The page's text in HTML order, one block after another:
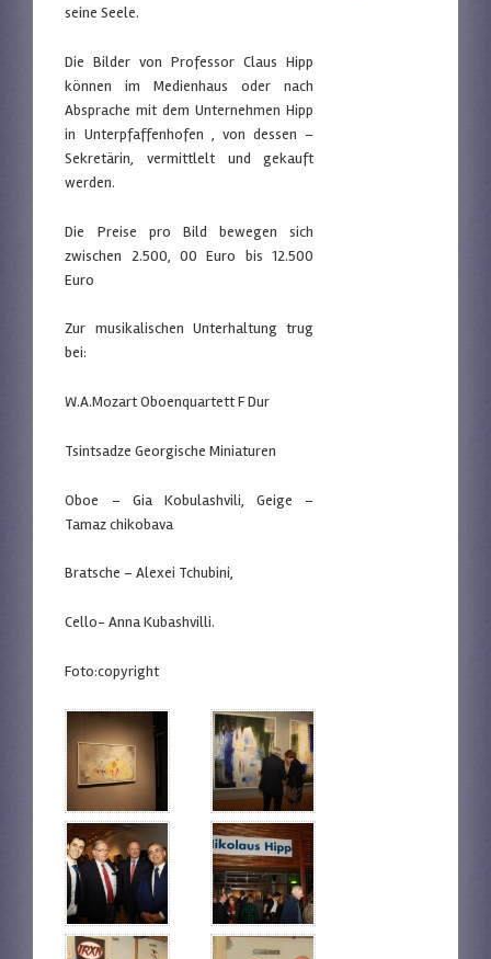
seine Seele.
Die Bilder von Professor Claus Hipp
können im Medienhaus oder nach
Absprache mit dem Unternehmen Hipp
in Unterpfaffenhofen , von dessen –
Sekretärin, vermittlelt und gekauft
werden.
Die Preise pro Bild bewegen sich
zwischen 2.500, 00 Euro bis 12.500
Euro
Zur musikalischen Unterhaltung trug
bei:
W.A.Mozart Oboenquartett F Dur
Tsintsadze Georgische Miniaturen
Oboe – Gia Kobulashvili, Geige –
Tamaz chikobava
Bratsche – Alexei Tchubini,
Cello- Anna Kubashvilli.
Foto:copyright